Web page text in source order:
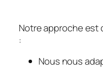
Notre approche
:
Nous nous